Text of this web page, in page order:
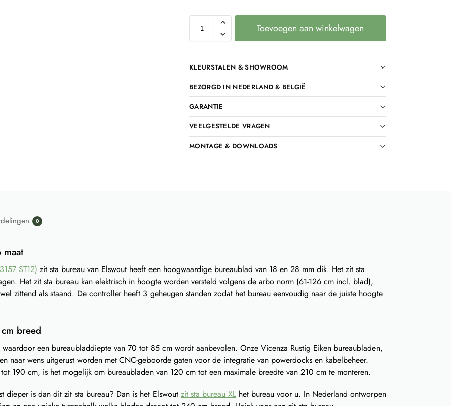
Toevoegen aan winkelwagen
KLEURSTALEN & SHOWROOM
BEZORGD IN NEDERLAND & BELGIË
GARANTIE
VEELGESTELDE VRAGEN
MONTAGE & DOWNLOADS
0
ST12) zit sta bureau van Elswout heeft een hoogwaardige bureaublad van 18 en 28 mm dik. Het zit sta
Het zit sta bureau kan elektrisch in hoogte worden versteld volgens de arbo norm (61-126 cm incl. blad),
zittend als staand. De controller heeft 3 geheugen standen zodat het bureau eenvoudig naar de juiste hoogte
breed
een bureaubladdiepte van 70 tot 85 cm wordt aanbevolen. Onze Vicenza Rustig Eiken bureaubladen,
naar wens uitgerust worden met CNC-geboorde gaten voor de integratie van powerdocks en kabelbeheer.
190 cm, is het mogelijk om bureaubladen van 120 cm tot een maximale breedte van 210 cm te monteren.
is dan dit zit sta bureau? Dan is het Elswout zit sta bureau XLhet bureau voor u. In Nederland ontworpen